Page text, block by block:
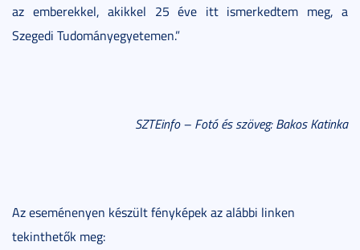
az emberekkel, akikkel 25 éve itt ismerkedtem meg, a
Szegedi Tudományegyetemen.”
SZTEinfo – Fotó és szöveg: Bakos Katinka
Az eseménenyen készült fényképek az alábbi linken
tekinthetők meg: